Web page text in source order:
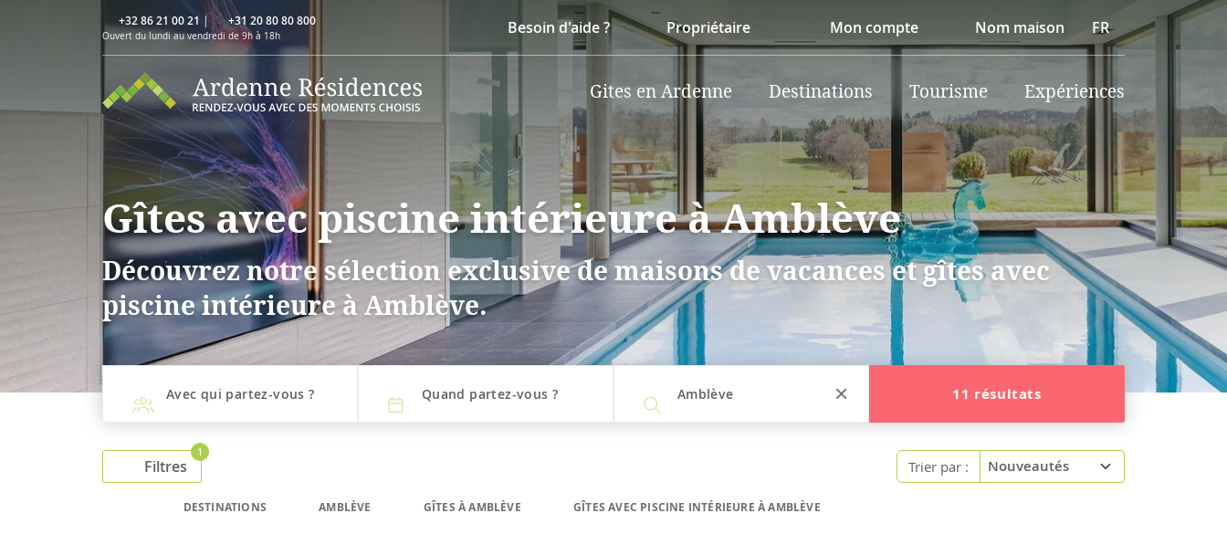
+32 86 21 00 21 | +31 20 80 80 800
Ouvert du lundi au vendredi de 9h à 18h Besoin d'aide ? Propriétaire Mon compte Nom maison FR
Gites en Ardenne Destinations Tourisme Expériences
Gîtes avec piscine intérieure à Amblève
Découvrez notre sélection exclusive de maisons de vacances et gîtes avec
piscine intérieure à Amblève.
Avec qui partez-vous ? Quand partez-vous ? Amblève 11 résultats
Filtres
1
Trier par :
DESTINATIONS AMBLÈVE GÎTES À AMBLÈVE GÎTES AVEC PISCINE INTÉRIEURE À AMBLÈVE